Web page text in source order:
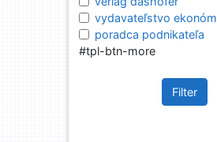
vydavateľstvo ekonóm
poradca podnikateľa
#tpl-btn-more
Filter